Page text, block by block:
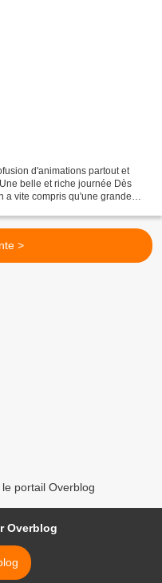
d'animations partout et
belle et riche journée Dès
a vite compris qu'une grande
>
portail Overblog
Overblog